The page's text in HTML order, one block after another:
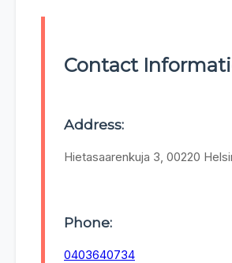
Contact
Address:
Hietasaarenkuja 3, 00220
Phone:
0403640734